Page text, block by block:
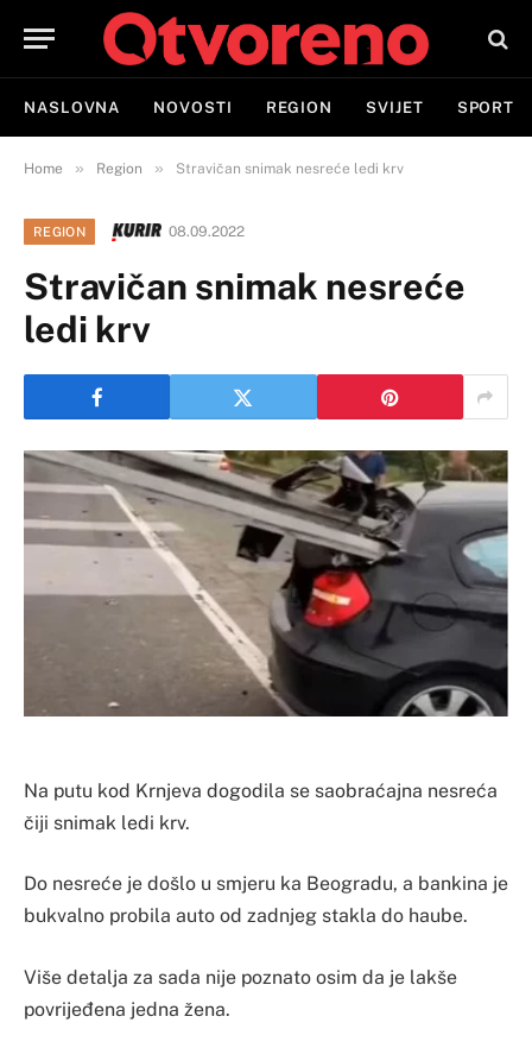
NASLOVNA NOVOSTI REGION SVIJET SPORT
Home » Region » Stravičan snimak nesreće ledi krv
REGION 08.09.2022
Stravičan snimak nesreće
ledi krv
Na putu kod Krnjeva dogodila se saobraćajna nesreća
čiji snimak ledi krv.
Do nesreće je došlo u smjeru ka Beogradu, a bankina je
bukvalno probila auto od zadnjeg stakla do haube.
Više detalja za sada nije poznato osim da je lakše
povrijeđena jedna žena.